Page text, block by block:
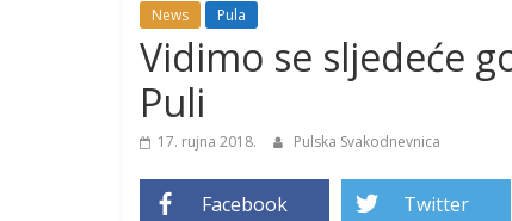
News Pula
Vidimo se sljedeće
Puli
17. rujna 2018. Pulska Svakodnevnica
Facebook Twitter